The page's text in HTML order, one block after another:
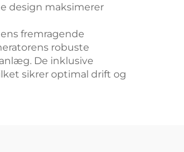
design maksimerer
fremragende
robuste
De inklusive
sikrer optimal drift og